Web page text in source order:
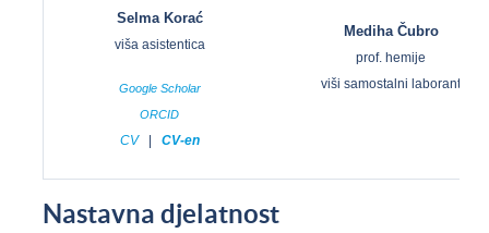
Selma Korać
viša asistentica
Google Scholar
ORCID
CV| CV-en
Mediha Čubro
prof. hemije
viši samostalni laborant
Nastavna djelatnost